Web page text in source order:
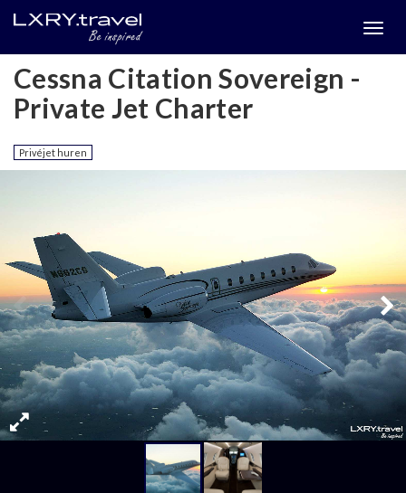
Cessna Citation Sovereign -
Private Jet Charter
Privéjet huren